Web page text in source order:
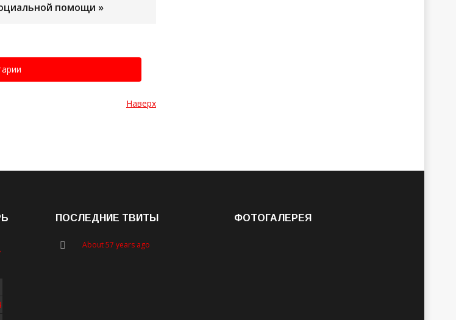
помощи »
Наверх
ПОСЛЕДНИЕ ТВИТЫ
About 57 years ago
ФОТОГАЛЕРЕЯ